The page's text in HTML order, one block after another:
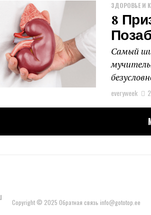
ЗДОРОВЬЕ И
8
Самый
everyweek
Copyright © 2025 Обратная связь info@gototop.ee